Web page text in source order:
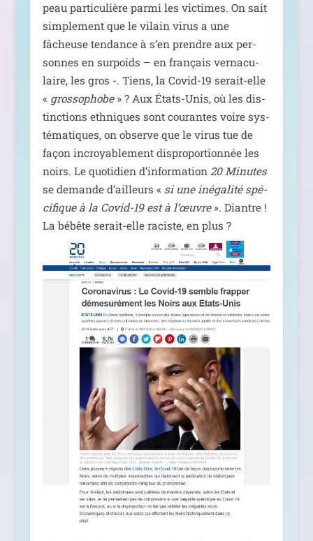
peau par­ti­cu­lière par­mi les vic­times. On sait
sim­ple­ment que le vilain virus a une
fâcheuse ten­dance à s’en prendre aux per­
sonnes en sur­poids – en fran­çais ver­na­cu­
laire, les gros -. Tiens, la Covid-19 serait-elle
« gros­so­phobe» ? Aux États-Unis, où les dis­
tinc­tions eth­niques sont cou­rantes voire sys­
té­ma­tiques, on observe que le virus tue de
façon incroya­ble­ment dis­pro­por­tion­née les
noirs. Le quo­ti­dien d’information 20 Minutes
se demande d’ailleurs « si une inéga­li­té spé­
ci­fique à la Covid-19 est à l’œuvre». Diantre !
La bébête serait-elle raciste, en plus ?